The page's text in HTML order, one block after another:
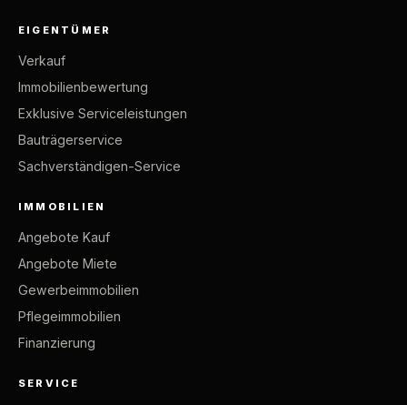
EIGENTÜMER
Verkauf
Immobilienbewertung
Exklusive Serviceleistungen
Bauträgerservice
Sachverständigen-Service
IMMOBILIEN
Angebote Kauf
Angebote Miete
Gewerbeimmobilien
Pflegeimmobilien
Finanzierung
SERVICE